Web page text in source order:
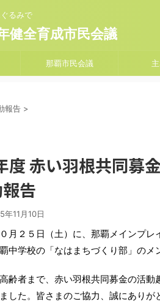
るみで
健全育成市民会議
那覇市民会議
報告 >
度 赤い羽根共同募
告
年11月10日
月２５日（土）に、那覇メインプレ
中学校の「なはまちづくり部」のメ
齢者まで、赤い羽根共同募金の活
した。皆さまのご協力、誠にありが